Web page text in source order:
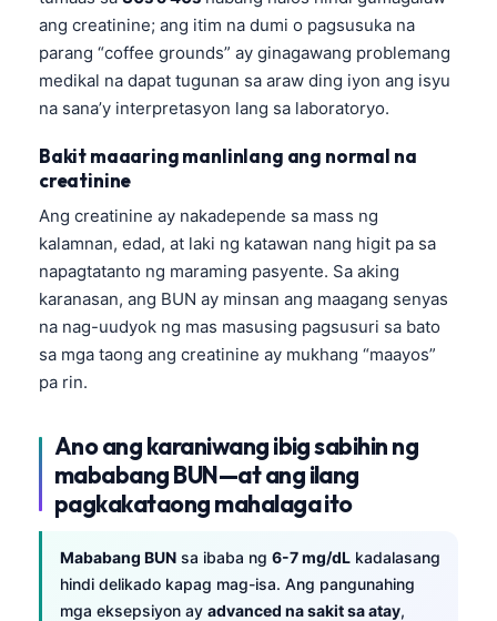
ang creatinine; ang itim na dumi o pagsusuka na
parang “coffee grounds” ay ginagawang problemang
medikal na dapat tugunan sa araw ding iyon ang isyu
na sana’y interpretasyon lang sa laboratoryo.
Bakit maaaring manlinlang ang normal na
creatinine
Ang creatinine ay nakadepende sa mass ng
kalamnan, edad, at laki ng katawan nang higit pa sa
napagtatanto ng maraming pasyente. Sa aking
karanasan, ang BUN ay minsan ang maagang senyas
na nag-uudyok ng mas masusing pagsusuri sa bato
sa mga taong ang creatinine ay mukhang “maayos”
pa rin.
Ano ang karaniwang ibig sabihin ng
mababang BUN—at ang ilang
pagkakataong mahalaga ito
Mababang BUN sa ibaba ng 6-7 mg/dL kadalasang
hindi delikado kapag mag-isa. Ang pangunahing
mga eksepsiyon ay advanced na sakit sa atay,